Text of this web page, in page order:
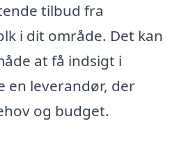
tilbud fra
i dit område. Det kan
at få indsigt i
en leverandør, der
og budget.